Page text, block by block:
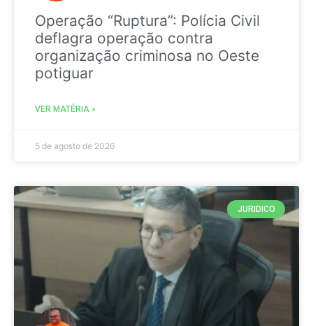
Operação “Ruptura”: Polícia Civil
deflagra operação contra
organização criminosa no Oeste
potiguar
VER MATÉRIA »
5 de agosto de 2026
JURIDICO